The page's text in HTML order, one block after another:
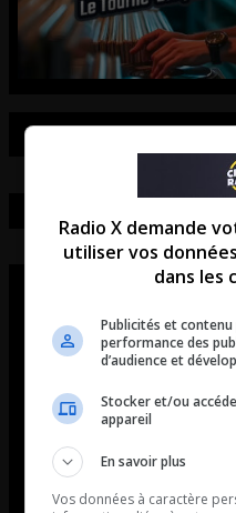
Radio X demande
utiliser vos
dans les
Publicités et
performance des
d’audience et
Stocker et/ou
appareil
En savoir plus
Vos données à caractère